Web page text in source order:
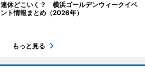
連休どこいく？ 横浜ゴールデンウィークイベ
ント情報まとめ（2026年）
もっと見る